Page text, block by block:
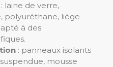
: laine de verre,
polyuréthane, liège
à des
: panneaux isolants
mousse